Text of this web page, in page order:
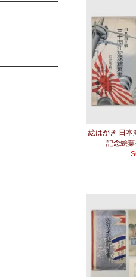
絵はがき 日本
記念絵